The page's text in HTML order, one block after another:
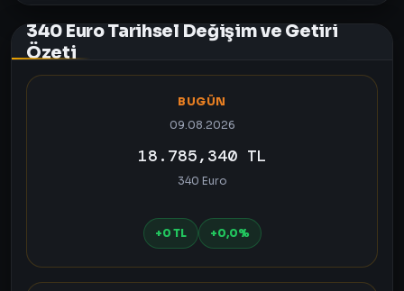
340 Euro Tarihsel Değişim ve Getiri
Özeti
BUGÜN
09.08.2026
18.785,340 TL
340 Euro
+0 TL +0,0%